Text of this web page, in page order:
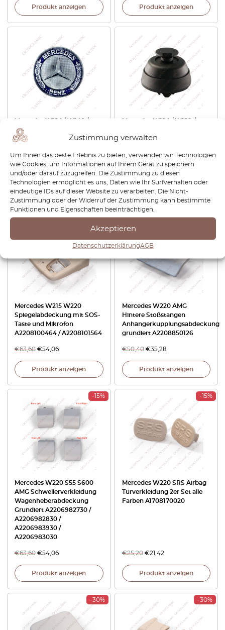
Zustimmung verwalten
Um Ihnen das beste Erlebnis zu bieten, verwenden wir Technologien
wie Cookies, um Informationen auf Ihrem Gerät zu speichern
und/oder darauf zuzugreifen. Die Zustimmung zu diesen
Technologien ermöglicht es uns, Daten wie Ihr Surfverhalten oder
eindeutige IDs auf dieser Website zu verarbeiten. Die Nicht-
Zustimmung oder der Widerruf der Zustimmung kann bestimmte
Funktionen und Eigenschaften beeinträchtigen.
Akzeptieren
DatenschutzerklärungAGB
Produkt anzeigen Produkt anzeigen
Mercedes W124 / W140 /
W208 / W202 / W203 / W204
/ W210 / W211 / W210 / W221
Emblem A2048170616
€25,20
Produkt anzeigen
Mercedes W124 / W129 /
/ W220 Hebebockunterlage
€25,20
Produkt anzeigen
-15%
Mercedes W215 W220
Spiegelabdeckung mit SOS-
Taste und Mikrofon
A2208100464 / A2208101564
€63,60 €54,06
Produkt anzeigen
-30%
Mercedes W220 AMG
Hintere Stoßstangen
Anhängerkupplungsabdeckung
grundiert A2208850126
€50,40 €35,28
Produkt anzeigen
-15%
Mercedes W220 S55 S600
AMG Schwellerverkleidung
Wagenheberabdeckung
Grundiert A2206982730 /
A2206982830 /
A2206983930 /
A2206983030
€63,60 €54,06
Produkt anzeigen
-15%
Mercedes W220 SRS Airbag
Türverkleidung 2er Set alle
Farben A1708170020
€25,20 €21,42
Produkt anzeigen
-30% -30%